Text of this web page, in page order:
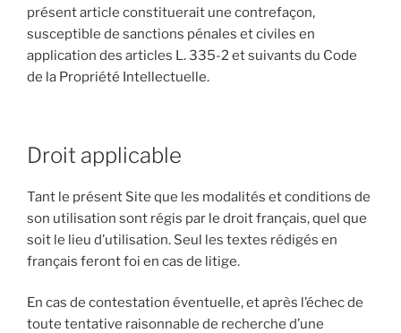
présent article constituerait une contrefaçon,
susceptible de sanctions pénales et civiles en
application des articles L. 335-2 et suivants du Code
de la Propriété Intellectuelle.
Droit applicable
Tant le présent Site que les modalités et conditions de
son utilisation sont régis par le droit français, quel que
soit le lieu d’utilisation. Seul les textes rédigés en
français feront foi en cas de litige.
En cas de contestation éventuelle, et après l’échec de
toute tentative raisonnable de recherche d’une